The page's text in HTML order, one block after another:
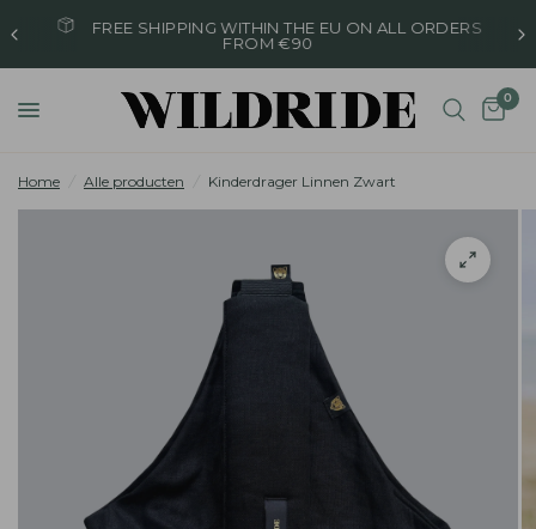
FREE SHIPPING WITHIN THE EU ON ALL ORDERS
FROM €90
0
Home Alle producten Kinderdrager Linnen Zwart